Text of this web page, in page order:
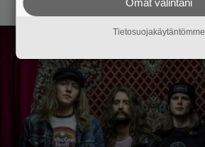
Omat valintani
Tietosuojakäytäntömme